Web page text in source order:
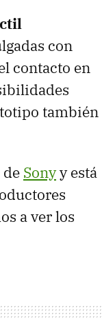
con
contacto en
también
Sonyy está
a ver los